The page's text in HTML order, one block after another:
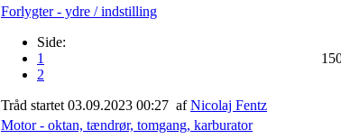
Forlygter - ydre / indstilling
Side:
1
2
Tråd startet 03.09.2023 00:27 afNicolaj Fentz
Motor - oktan, tændrør, tomgang, karburator